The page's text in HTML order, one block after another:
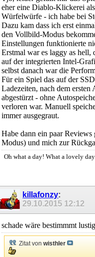
eher eine Diablo-Klickerei
Würfelwürfe - ich habe bei
Dazu kam dass ich erst
den Vollbild-Modus
Einstellungen funktionierte
Erstmal war es laggy as hell,
auf der integrierten Intel-
selbst danach war die
Für ein Spiel das auf der
Ladezeiten, nach dem ersten
abgestürzt - ohne
verloren war. Manuell
immer ausgegraut.
Habe dann ein paar
Modus) und mich zur
Oh what a day! What a lovely
killafonzy:
29.10.2015 12:12
schade wäre bestimmmt
Zitat von wisthler